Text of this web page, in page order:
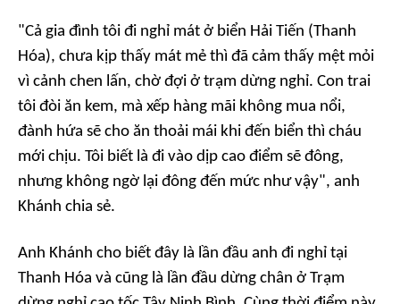
"Cả gia đình tôi đi nghỉ mát ở biển Hải Tiến (Thanh
Hóa), chưa kịp thấy mát mẻ thì đã cảm thấy mệt mỏi
vì cảnh chen lấn, chờ đợi ở trạm dừng nghỉ. Con trai
tôi đòi ăn kem, mà xếp hàng mãi không mua nổi,
đành hứa sẽ cho ăn thoải mái khi đến biển thì cháu
mới chịu. Tôi biết là đi vào dịp cao điểm sẽ đông,
nhưng không ngờ lại đông đến mức như vậy", anh
Khánh chia sẻ.
Anh Khánh cho biết đây là lần đầu anh đi nghỉ tại
Thanh Hóa và cũng là lần đầu dừng chân ở Trạm